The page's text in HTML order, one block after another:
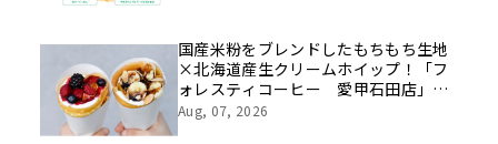
国産米粉をブレンドしたもちもち生地
×北海道産生クリームホイップ！「フ
ォレスティコーヒー 愛甲石田店」に
て、８月１７日（月）からクレープ販
Aug, 07, 2026